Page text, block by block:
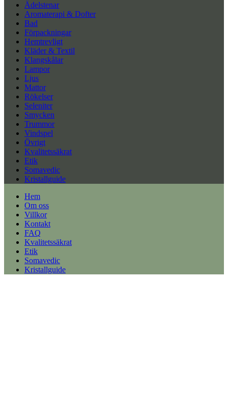
Ädelstenar
Aromaterapi & Dofter
Bad
Förpackningar
Hemtrevligt
Kläder & Textil
Klangskålar
Lampor
Ljus
Mattor
Rökelser
Seleniter
Smycken
Trummor
Vindspel
Övrigt
Kvalitetssäkrat
Etik
Somavedic
Kristallguide
Hem
Om oss
Villkor
Kontakt
FAQ
Kvalitetssäkrat
Etik
Somavedic
Kristallguide